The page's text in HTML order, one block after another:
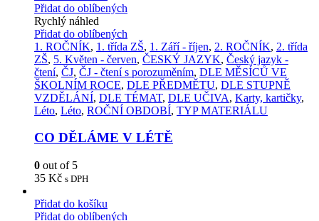
Přidat do oblíbených
Rychlý náhled
Přidat do oblíbených
1. ROČNÍK, 1. třída ZŠ, 1. Září - říjen, 2. ROČNÍK, 2. třída
ZŠ, 5. Květen - červen, ČESKÝ JAZYK, Český jazyk -
čtení, ČJ, ČJ - čtení s porozuměním, DLE MĚSÍCŮ VE
ŠKOLNÍM ROCE, DLE PŘEDMĚTU, DLE STUPNĚ
VZDĚLÁNÍ, DLE TÉMAT, DLE UČIVA, Karty, kartičky,
Léto, Léto, ROČNÍ OBDOBÍ, TYP MATERIÁLU
CO DĚLÁME V LÉTĚ
0 out of 5
35 Kč s DPH
Přidat do košíku
Přidat do oblíbených